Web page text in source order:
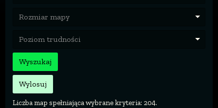
Rozmiar mapy
Poziom trudności
Wyszukaj
Wylosuj
Liczba map spełniająca wybrane kryteria: 204.